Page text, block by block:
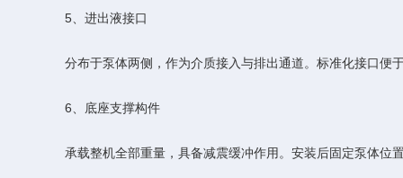
5、进出液接口
分布于泵体两侧，作为介质接入与排出通道。标准化接口便
6、底座支撑构件
承载整机全部重量，具备减震缓冲作用。安装后固定泵体位